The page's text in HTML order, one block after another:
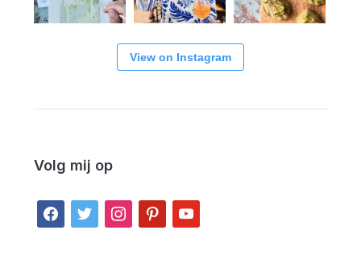
View on Instagram
Volg mij op
facebook
twitter instagrampinterestyoutube